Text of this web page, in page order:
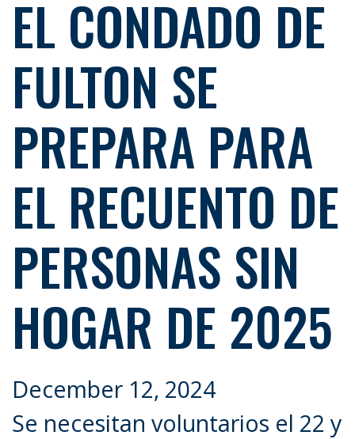
EL CONDADO DE
FULTON SE
PREPARA PARA
EL RECUENTO DE
PERSONAS SIN
HOGAR DE 2025
December 12, 2024
Se necesitan voluntarios el 22 y